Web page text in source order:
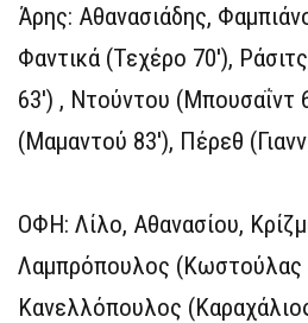
Άρης: Αθανασιάδης,
Φαντικά (Τεχέρο 70′),
63′) , Ντούντου (Μπουσαΐντ
(Μαμαντού 83′), Πέρεθ
ΟΦΗ: Λίλο, Αθανασίου,
Λαμπρόπουλος (Kωστούλας
Κανελλόπουλος